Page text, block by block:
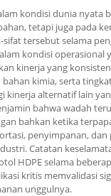
kondisi dunia nyata
tetapi juga pada
tersebut selama
kondisi operasional
kinerja yang
kimia, serta
kinerja alternatif lain
bahwa wadah
bahkan ketika
penyimpanan, dan
Catatan
HDPE selama
kritis memvalidasi
unggulnya.